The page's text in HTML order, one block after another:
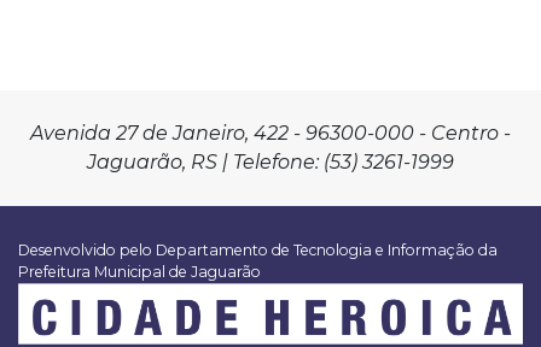
Avenida 27 de Janeiro, 422 - 96300-000 - Centro -
Jaguarão, RS | Telefone: (53) 3261-1999
Desenvolvido pelo Departamento de Tecnologia e Informação da
Prefeitura Municipal de Jaguarão